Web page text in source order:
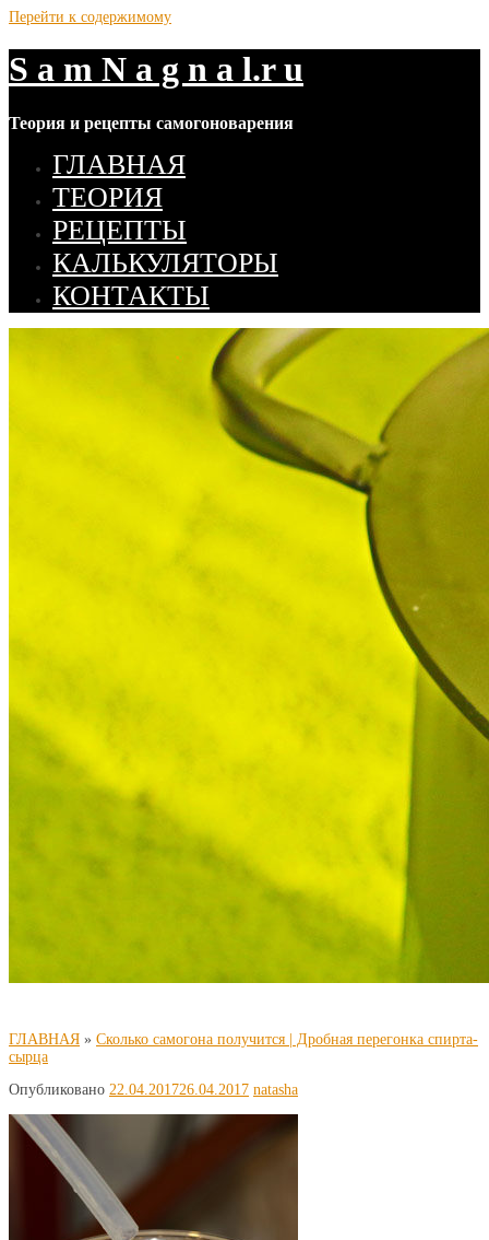
Перейти к содержимому
S a m N a g n a l.r u
Теория и рецепты самогоноварения
ГЛАВНАЯ
ТЕОРИЯ
РЕЦЕПТЫ
КАЛЬКУЛЯТОРЫ
КОНТАКТЫ
ГЛАВНАЯ » Сколько самогона получится | Дробная перегонка спирта-
сырца
Опубликовано 22.04.201726.04.2017 natasha